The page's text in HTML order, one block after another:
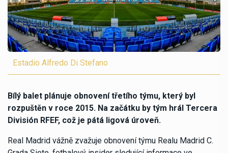
Estadio Alfredo Di Stefano
Bílý balet plánuje obnovení třetího týmu, který byl
rozpuštěn v roce 2015. Na začátku by tým hrál Tercera
División RFEF, což je pátá ligová úroveň.
Real Madrid vážně zvažuje obnovení týmu Realu Madrid C.